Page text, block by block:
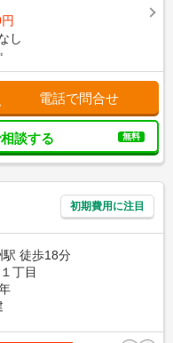
し
電話で問合せ
談する 無料
初期費用に注目
駅 徒歩18分
丁目